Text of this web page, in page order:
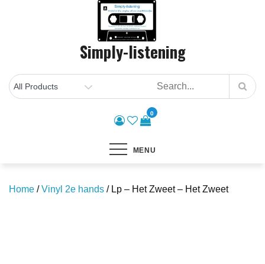
Simply-listening
0
MENU
Home /Vinyl 2e hands / Lp – Het Zweet – Het Zweet